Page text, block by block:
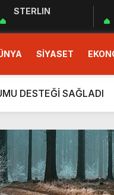
STERLIN
SİYASET
BAŞLADI
güvencesidir”
Şubesi’nden
DESTEĞİ SAĞLADI
Takipte
YÜKSEK RİSKLİ
Talebidir”